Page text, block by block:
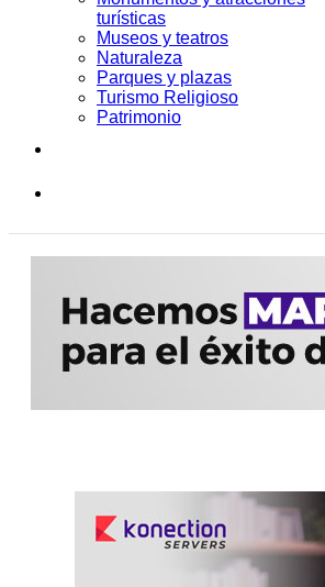
turísticas
Museos y teatros
Naturaleza
Parques y plazas
Turismo Religioso
Patrimonio